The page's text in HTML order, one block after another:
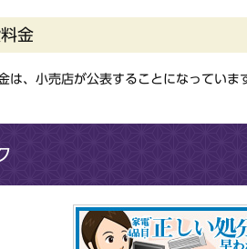
金
は、小売店が公表することになっていま